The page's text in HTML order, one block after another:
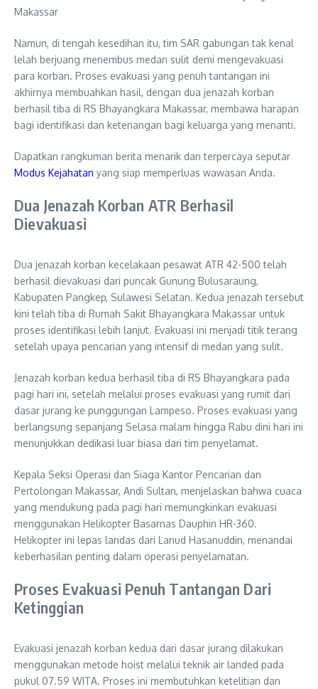
Namun, di tengah kesedihan itu, tim SAR gabungan tak kenal
lelah berjuang menembus medan sulit demi mengevakuasi
para korban. Proses evakuasi yang penuh tantangan ini
akhirnya membuahkan hasil, dengan dua jenazah korban
berhasil tiba di RS Bhayangkara Makassar, membawa harapan
bagi identifikasi dan ketenangan bagi keluarga yang menanti.
Dapatkan rangkuman berita menarik dan terpercaya seputar
Modus Kejahatan yang siap memperluas wawasan Anda.
Dua Jenazah Korban ATR Berhasil
Dievakuasi
​Dua jenazah korban kecelakaan pesawat ATR 42-500 telah
berhasil dievakuasi dari puncak Gunung Bulusaraung,
Kabupaten Pangkep, Sulawesi Selatan.​ Kedua jenazah tersebut
kini telah tiba di Rumah Sakit Bhayangkara Makassar untuk
proses identifikasi lebih lanjut. Evakuasi ini menjadi titik terang
setelah upaya pencarian yang intensif di medan yang sulit.
Jenazah korban kedua berhasil tiba di RS Bhayangkara pada
pagi hari ini, setelah melalui proses evakuasi yang rumit dari
dasar jurang ke punggungan Lampeso. Proses evakuasi yang
berlangsung sepanjang Selasa malam hingga Rabu dini hari ini
menunjukkan dedikasi luar biasa dari tim penyelamat.
Kepala Seksi Operasi dan Siaga Kantor Pencarian dan
Pertolongan Makassar, Andi Sultan, menjelaskan bahwa cuaca
yang mendukung pada pagi hari memungkinkan evakuasi
menggunakan Helikopter Basarnas Dauphin HR-360.
Helikopter ini lepas landas dari Lanud Hasanuddin, menandai
keberhasilan penting dalam operasi penyelamatan.
Proses Evakuasi Penuh Tantangan Dari
Ketinggian
Evakuasi jenazah korban kedua dari dasar jurang dilakukan
menggunakan metode hoist melalui teknik air landed pada
pukul 07.59 WITA. Proses ini membutuhkan ketelitian dan